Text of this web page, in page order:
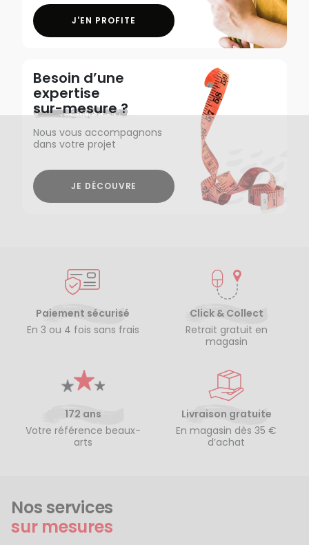
J'EN PROFITE
Besoin d’une
expertise
sur-mesure ?
Nous vous accompagnons
dans votre projet
JE DÉCOUVRE
Paiement sécurisé
En 3 ou 4 fois sans frais
Click & Collect
Retrait gratuit en
magasin
172 ans
Votre référence beaux-
arts
Livraison gratuite
En magasin dès 35 €
d’achat
Nos services
sur mesures